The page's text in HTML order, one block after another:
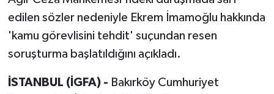
edilen sözler nedeniyle Ekrem İmamoğlu hakkında
'kamu görevlisini tehdit' suçundan resen
soruşturma başlatıldığını açıkladı.
İSTANBUL (İGFA) - Bakırköy Cumhuriyet